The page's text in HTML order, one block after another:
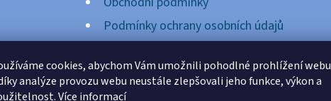
cookies, abychom Vám umožnili pohodlné prohlížení webu
analýze provozu webu neustále zlepšovali jeho funkce, výkon a
Více informací
Podmínky ochrany osobních údajů